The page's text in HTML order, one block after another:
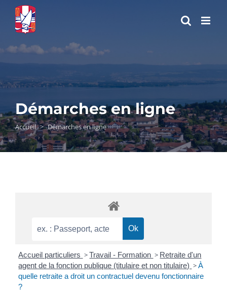
Passer
contenu
Démarches en ligne
Accueil > Démarches en ligne
Accueil particuliers > Travail - Formation > Retraite d'un
agent de la fonction publique (titulaire et non titulaire) > À
quelle retraite a droit un contractuel devenu fonctionnaire
?